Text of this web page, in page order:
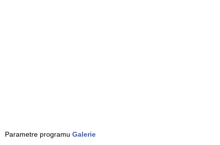
Parametre programu Galerie